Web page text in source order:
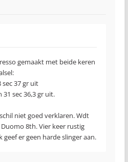
gemaakt met beide keren
37 gr uit
sec 36,3 gr uit.
niet goed verklaren. Wdt
8th. Vier keer rustig
geef er geen harde slinger aan.